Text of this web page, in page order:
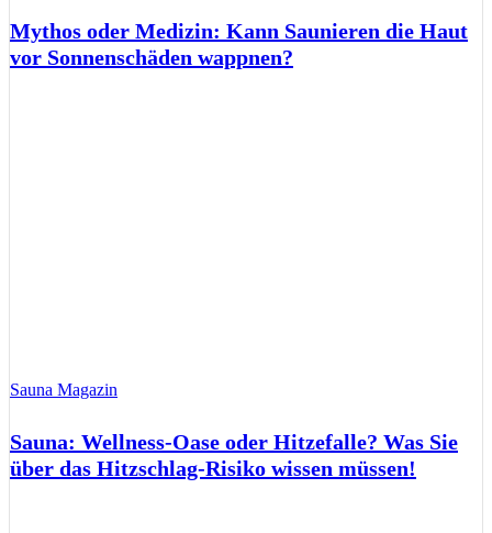
Mythos oder Medizin: Kann Saunieren die Haut
vor Sonnenschäden wappnen?
Sauna Magazin
Sauna: Wellness-Oase oder Hitzefalle? Was Sie
über das Hitzschlag-Risiko wissen müssen!